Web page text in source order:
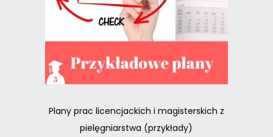
Plany prac licencjackich i magisterskich z
pielęgniarstwa (przykłady)